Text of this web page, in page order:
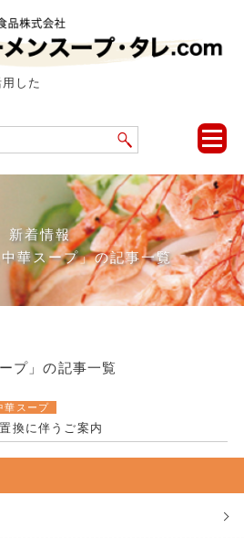
した
toggle
新着情報
中華スープ」の記事一覧
プ」の記事一覧
華スープ
換に伴うご案内